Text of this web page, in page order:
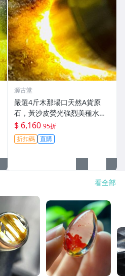
源古堂
嚴選4斤木那場口天然A貨原
石，黃沙皮熒光強烈美種水手
鐲掛件料子，形體規整待工，
支持檢測未動皮殼，沙粒感足
細節私聊。 原石未動 皮殼完整
$ 6,160 95折
折扣碼 直購
看全部